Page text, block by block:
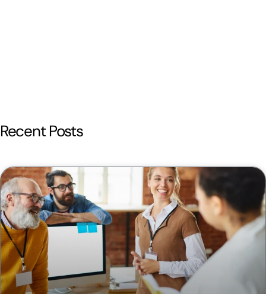
Recent Posts